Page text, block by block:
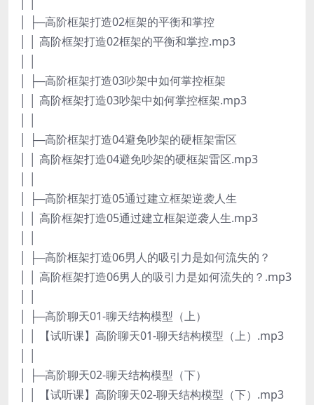
│ ├─高阶框架打造02框架的平衡和掌控
│ │ 高阶框架打造02框架的平衡和掌控.mp3
│ ├─高阶框架打造03吵架中如何掌控框架
│ │ 高阶框架打造03吵架中如何掌控框架.mp3
│ ├─高阶框架打造04避免吵架的硬框架雷区
│ │ 高阶框架打造04避免吵架的硬框架雷区.mp3
│ ├─高阶框架打造05通过建立框架逆袭人生
│ │ 高阶框架打造05通过建立框架逆袭人生.mp3
│ ├─高阶框架打造06男人的吸引力是如何流失的？
│ │ 高阶框架打造06男人的吸引力是如何流失的？.mp3
│ ├─高阶聊天01-聊天结构模型（上）
│ │ 【试听课】高阶聊天01-聊天结构模型（上）.mp3
│ ├─高阶聊天02-聊天结构模型（下）
│ │ 【试听课】高阶聊天02-聊天结构模型（下）.mp3